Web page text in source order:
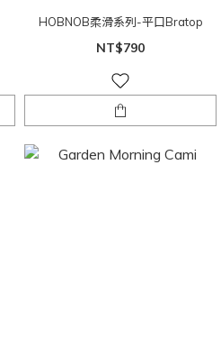
HOBNOB柔滑系列-平口Bratop
NT$790